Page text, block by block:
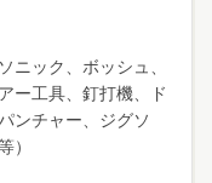
ニック、ボッシュ、
ー工具、釘打機、ド
ンチャー、ジグソ
）